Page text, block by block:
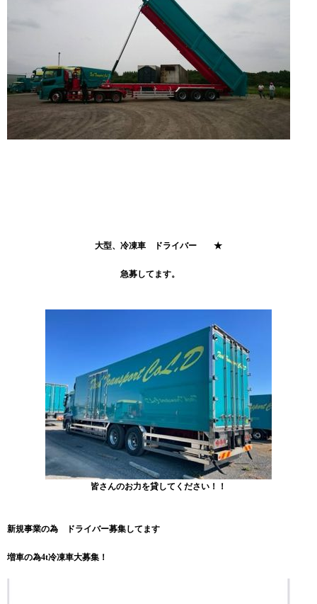
大型、冷凍車 ドライバー ★
急募してます。
皆さんのお力を貸してください！！
新規事業の為 ドライバー募集してます
増車の為4t冷凍車大募集！